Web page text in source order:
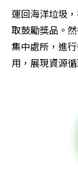
運回海洋垃圾
取鼓勵獎品。
集中處所，進
用，展現資源